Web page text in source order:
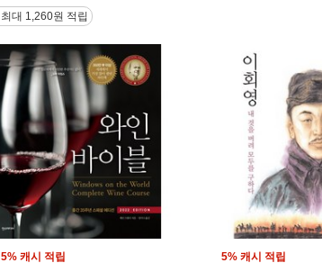
최대 1,260원 적립
5% 캐시 적립 5% 캐시 적립